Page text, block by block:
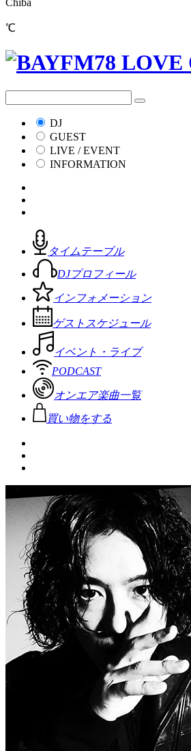
℃
DJ
GUEST
LIVE / EVENT
INFORMATION
タイムテーブル
DJプロフィール
インフォメーション
ゲストスケジュール
イベント・ライブ
PODCAST
オンエア楽曲一覧
買い物をする